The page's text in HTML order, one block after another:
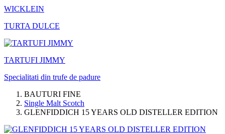
WICKLEIN
TURTA DULCE
TARTUFI JIMMY
Specialitati din trufe de padure
BAUTURI FINE
Single Malt Scotch
GLENFIDDICH 15 YEARS OLD DISTELLER EDITION